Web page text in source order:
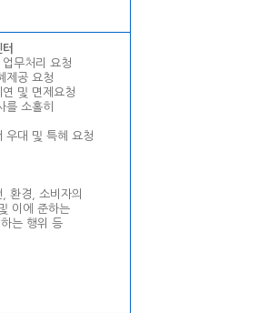
업무처리 요청
제공 요청
연 및 면제요청
를 소홀히
우대 및 특혜 요청
, 환경, 소비자의
이에 준하는
는 행위 등